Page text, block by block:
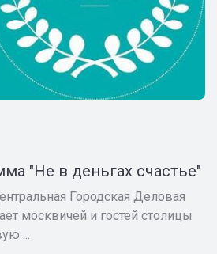
"Не в деньгах счастье"
Городская Деловая
москвичей и гостей столицы
...